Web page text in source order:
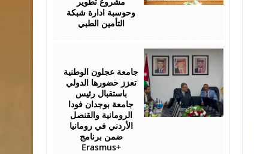
وحوسبة ادارة شبكة
التأمين الطبي
جامعة عجلون الوطنية
تعزز حضورها الدولي
باستقبال رئيس
جامعة بوجدان فودا
الرومانية والقنصل
الأردني في رومانيا
ضمن برنامج
Erasmus+